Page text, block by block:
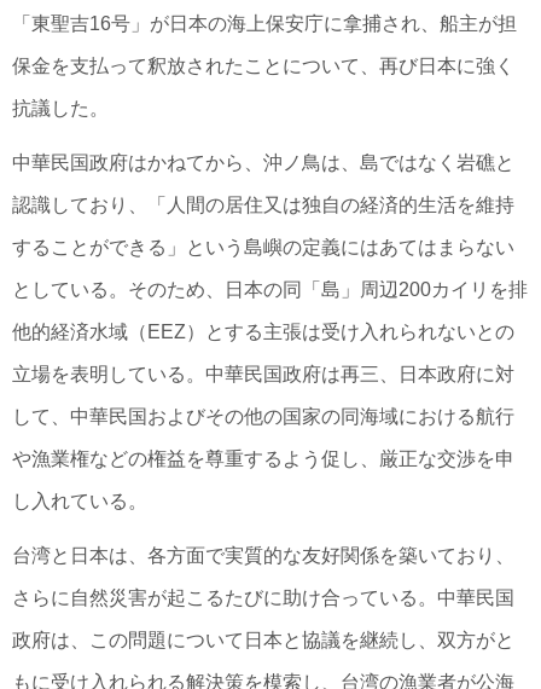
「東聖吉16号」が日本の海上保安庁に拿捕され、船主が担
保金を支払って釈放されたことについて、再び日本に強く
抗議した。
中華民国政府はかねてから、沖ノ鳥は、島ではなく岩礁と
認識しており、「人間の居住又は独自の経済的生活を維持
することができる」という島嶼の定義にはあてはまらない
としている。そのため、日本の同「島」周辺200カイリを排
他的経済水域（EEZ）とする主張は受け入れられないとの
立場を表明している。中華民国政府は再三、日本政府に対
して、中華民国およびその他の国家の同海域における航行
や漁業権などの権益を尊重するよう促し、厳正な交渉を申
し入れている。
台湾と日本は、各方面で実質的な友好関係を築いており、
さらに自然災害が起こるたびに助け合っている。中華民国
政府は、この問題について日本と協議を継続し、双方がと
もに受け入れられる解決策を模索し、台湾の漁業者が公海